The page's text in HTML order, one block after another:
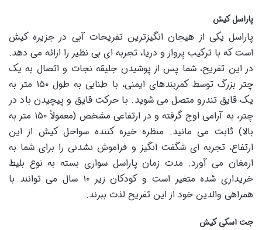
پاراسل کیش
پاراسل یکی از هیجان انگیزترین تفریحات آبی در جزیره کیش
است که با ترکیب پرواز و دریا، تجربه ای بی نظیر را ارائه می دهد.
در این تفریح، شما پس از پوشیدن جلیقه نجات و اتصال به یک
چتر بزرگ توسط کمربندهای ایمنی، با طنابی به طول ۱۵۰ متر به
یک قایق تندرو متصل می شوید. با حرکت قایق و پیچیدن باد در
چتر، به آرامی اوج گرفته و در ارتفاعی مشخص (معمولاً ۱۵۰ متر به
بالا) ثابت می مانید. منظره خیره کننده سواحل کیش از این
ارتفاع، تجربه ای شگفت انگیز و فراموش نشدنی را برای شما به
ارمغان می آورد. مدت زمان پاراسل سواری بسته به نوع بلیط
خریداری شده متغیر است و کودکان زیر ۱۰ سال می توانند با
همراهی والدین خود از این تفریح لذت ببرند.
جت اسکی کیش